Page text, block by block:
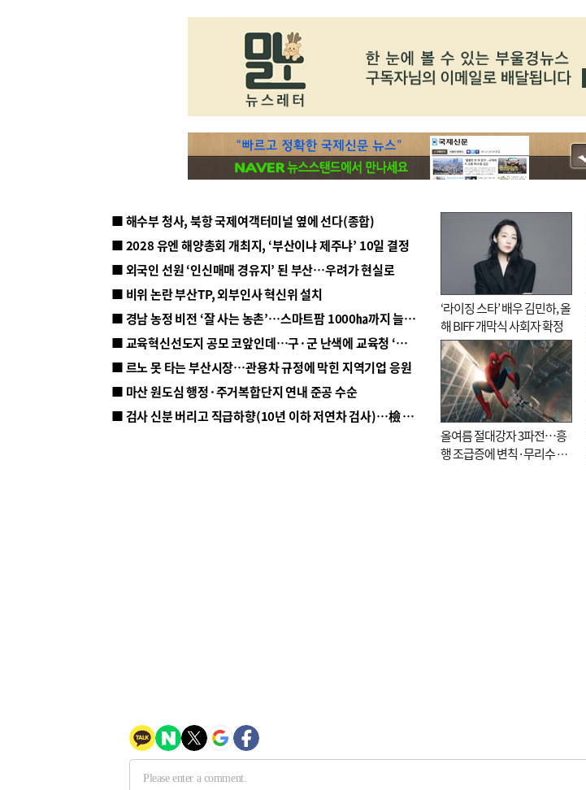
■ 해수부 청사, 북항 국제여객터미널 옆에 선다(종합)
■ 2028 유엔 해양총회 개최지, ‘부산이냐 제주냐’ 10일 결정
■ 외국인 선원 ‘인신매매 경유지’ 된 부산…우려가 현실로
■ 비위 논란 부산TP, 외부인사 혁신위 설치
■ 경남 농정 비전 ‘잘 사는 농촌’…스마트팜 1000㏊까지 늘린다
■ 교육혁신선도지 공모 코앞인데…구·군 난색에 교육청 ‘쩔쩔’
■ 르노 못 타는 부산시장…관용차 규정에 막힌 지역기업 응원
■ 마산 원도심 행정·주거복합단지 연내 준공 수순
■ 검사 신분 버리고 직급하향(10년 이하 저연차 검사)…檢 중수청행 기피
‘라이징 스타’ 배우 김민하, 올
해 BIFF 개막식 사회자 확정
올여름 절대강자 3파전…흥
행 조급증에 변칙·무리수 마